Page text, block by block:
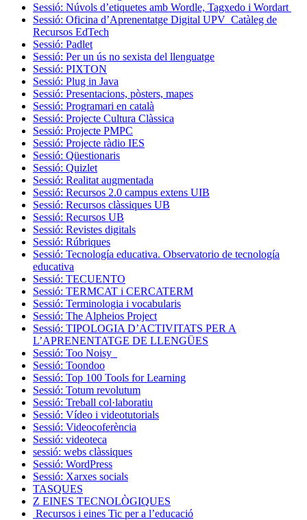
Sessió: Núvols d’etiquetes amb Wordle, Tagxedo i Wordart
Sessió: Oficina d’Aprenentatge Digital UPV_Catàleg de
Recursos EdTech
Sessió: Padlet
Sessió: Per un ús no sexista del llenguatge
Sessió: PIXTON
Sessió: Plug in Java
Sessió: Presentacions, pòsters, mapes
Sessió: Programari en català
Sessió: Projecte Cultura Clàssica
Sessió: Projecte PMPC
Sessió: Projecte ràdio IES
Sessió: Qüestionaris
Sessió: Quizlet
Sessió: Realitat augmentada
Sessió: Recursos 2.0 campus extens UIB
Sessió: Recursos clàssiques UB
Sessió: Recursos UB
Sessió: Revistes digitals
Sessió: Rúbriques
Sessió: Tecnología educativa. Observatorio de tecnología
educativa
Sessió: TECUENTO
Sessió: TERMCAT i CERCATERM
Sessió: Terminologia i vocabularis
Sessió: The Alpheios Project
Sessió: TIPOLOGIA D’ACTIVITATS PER A
L’APRENENTATGE DE LLENGÜES
Sessió: Too Noisy
Sessió: Toondoo
Sessió: Top 100 Tools for Learning
Sessió: Totum revolutum
Sessió: Treball col·laboratiu
Sessió: Vídeo i videotutorials
Sessió: Videocoferència
Sessió: videoteca
sessió: webs clàssiques
Sessió: WordPress
Sessió: Xarxes socials
TASQUES
Z EINES TECNOLÒGIQUES
Recursos i eines Tic per a l’educació